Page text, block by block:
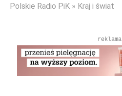
Polskie Radio PiK Kraj i świat
reklama